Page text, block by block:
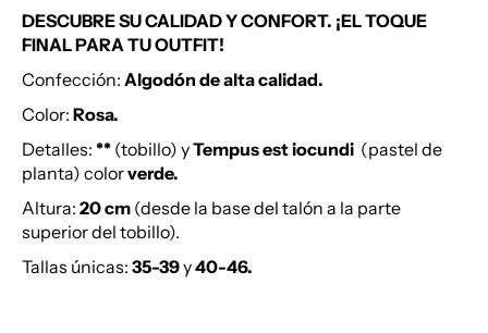
DESCUBRE SU CALIDAD Y CONFORT. ¡EL TOQUE
FINAL PARA TU OUTFIT!
Confección: Algodón de alta calidad.
Color: Rosa.
Detalles: ** (tobillo) yTempus est iocundi (pastel de
planta) colorverde.
Altura: 20 cm (desde la base del talón a la parte
superior del tobillo).
Tallas únicas: 35-39y40-46.